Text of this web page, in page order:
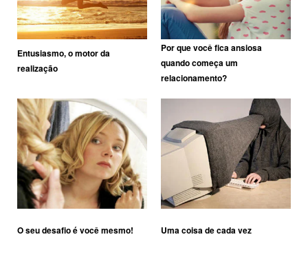
Entusiasmo, o motor da
realização
Por que você fica ansiosa
quando começa um
relacionamento?
O seu desafio é você mesmo! Uma coisa de cada vez